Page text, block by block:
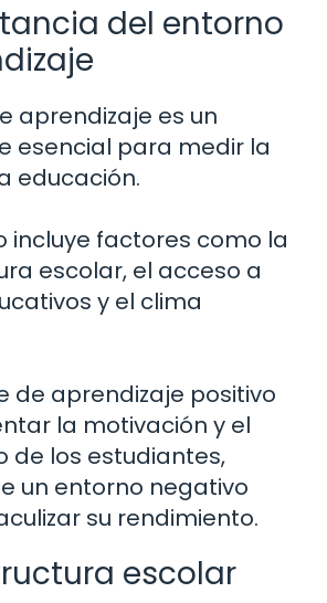
del entorno
aprendizaje es un
esencial para medir la
educación.
incluye factores como la
escolar, el acceso a
y el clima
de aprendizaje positivo
la motivación y el
de los estudiantes,
un entorno negativo
su rendimiento.
escolar